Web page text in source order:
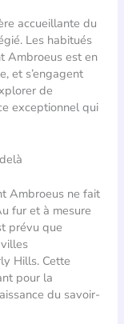
accueillante du
Les habitués
Ambroeus est en
et s’engagent
de
exceptionnel qui
Ambroeus ne fait
fur et à mesure
prévu que
Hills. Cette
pour la
du savoir-